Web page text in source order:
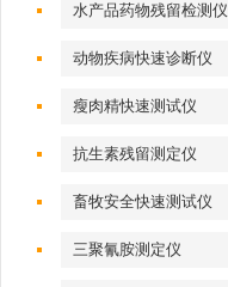
水产品药物残留检测仪
动物疾病快速诊断仪
瘦肉精快速测试仪
抗生素残留测定仪
畜牧安全快速测试仪
三聚氰胺测定仪